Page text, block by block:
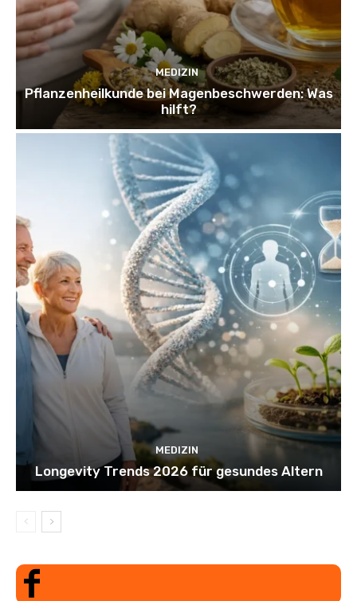
MEDIZIN
Pflanzenheilkunde bei Magenbeschwerden: Was
hilft?
MEDIZIN
Longevity Trends 2026 für gesundes Altern